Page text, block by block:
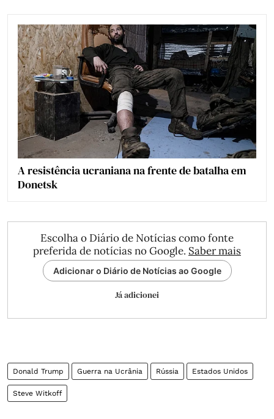
A resistência ucraniana na frente de batalha em
Donetsk
Escolha o Diário de Notícias como fonte
preferida de notícias no Google. Saber mais
Adicionar o Diário de Notícias ao Google
Já adicionei
Donald Trump Guerra na Ucrânia Rússia Estados Unidos
Steve Witkoff